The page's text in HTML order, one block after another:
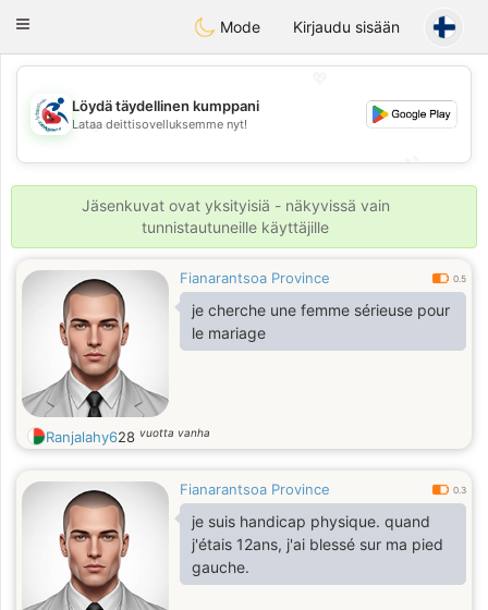
Handi Space
Toggle
Mode Kirjaudu sisään
💖
💕
Löydä täydellinen kumppani
Lataa deittisovelluksemme nyt!
Jäsenkuvat ovat yksityisiä - näkyvissä vain
tunnistautuneille käyttäjille
Fianarantsoa Province 0.5
je cherche une femme sérieuse pour
le mariage
Ranjalahy628 vuotta vanha
Fianarantsoa Province 0.3
je suis handicap physique. quand
j'étais 12ans, j'ai blessé sur ma pied
gauche.